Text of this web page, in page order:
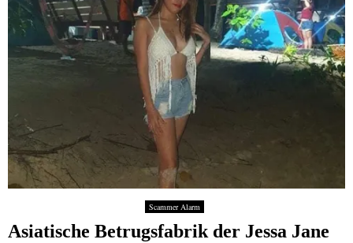
Scammer Alarm
Asiatische Betrugsfabrik der Jessa Jane